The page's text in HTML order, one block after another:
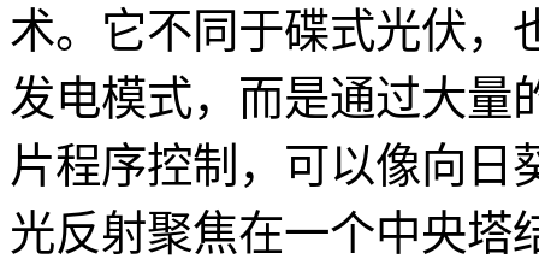
术。它不同于碟式光伏，
发电模式，而是通过大量
片程序控制，可以像向日
光反射聚焦在一个中央塔